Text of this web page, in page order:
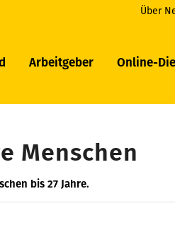
Über
Arbeitgeber Online-
Menschen
bis 27 Jahre.